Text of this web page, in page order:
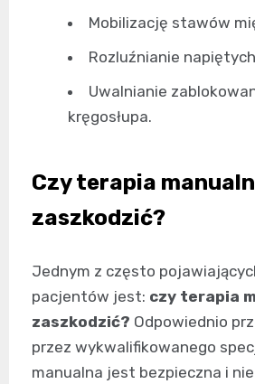
Mobilizację stawów
Rozluźnianie
Uwalnianie
kręgosłupa.
Czy terapia
zaszkodzić?
Jednym z często
pacjentów jest: czy terapia
zaszkodzić? Odpowiednio
przez wykwalifikowanego
manualna jest bezpieczna i